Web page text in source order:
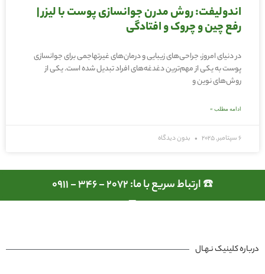
اندولیفت: روش مدرن جوانسازی پوست با لیزر |
رفع چین و چروک و افتادگی
در دنیای امروز، جراحی‌های زیبایی و درمان‌های غیرتهاجمی برای جوانسازی
پوست به یکی از مهم‌ترین دغدغه‌های افراد تبدیل شده است. یکی از
روش‌های نوین و
ادامه مطلب »
6 سپتامبر, 2025 بدون دیدگاه
☎️ ارتباط سریع با ما: 2072 - 346 - 0911
درباره کلینیک نـهـال